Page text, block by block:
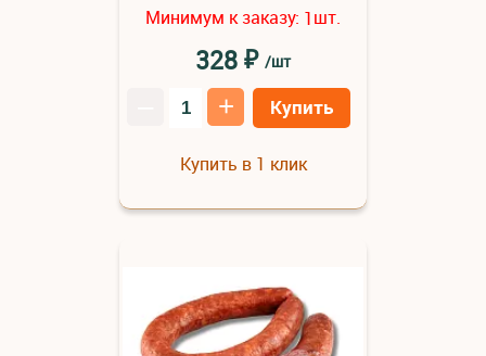
Минимум к заказу: 1шт.
328₽ /шт
+ Купить
Купить в 1 клик